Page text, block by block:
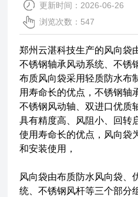
更新时间：2026-06-26
浏览次数：547
郑州云湛科技生产的风向袋
不锈钢轴承风动系统、不锈
布质风向袋采用轻质防水布
用寿命长的优点，不锈钢轴
不锈钢风动轴、双进口优质
具有精度高、风阻小、回转
使用寿命长的优点，风向袋
和安装使用，
风向袋由布质防水风向袋、
统、不锈钢风杆等三个部分